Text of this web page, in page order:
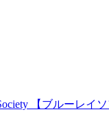
【ブルーレイソ